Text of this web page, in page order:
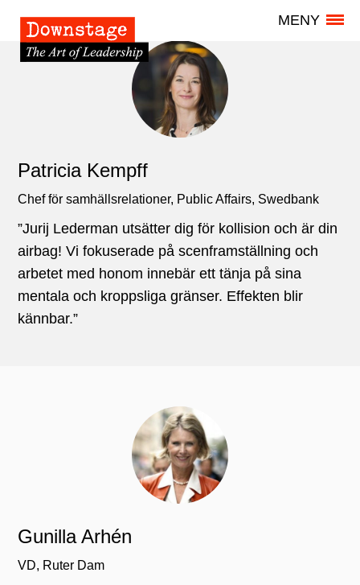
MENY
Patricia Kempff
Chef för samhällsrelationer, Public Affairs, Swedbank
”Jurij Lederman utsätter dig för kollision och är din
airbag! Vi fokuserade på scenframställning och
arbetet med honom innebär ett tänja på sina
mentala och kroppsliga gränser. Effekten blir
kännbar.”
Gunilla Arhén
VD, Ruter Dam